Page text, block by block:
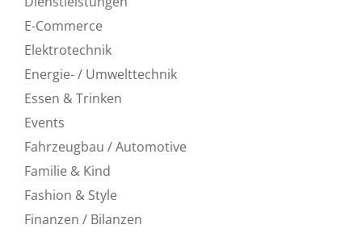
E-Commerce
Elektrotechnik
Energie- / Umwelttechnik
Essen & Trinken
Events
Fahrzeugbau / Automotive
Familie & Kind
Fashion & Style
Finanzen / Bilanzen